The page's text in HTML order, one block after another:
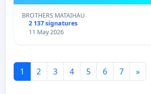
BROTHERS MATAIHAU
2 137 signatures
11 May 2026
1 2 3 4 5 6 7 »